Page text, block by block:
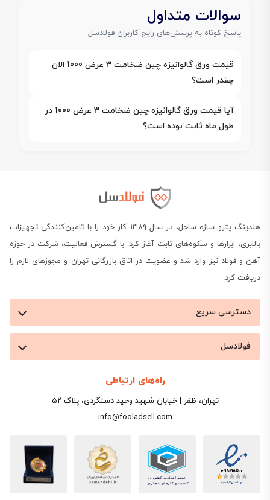
سوالات متداول
پاسخ کوتاه به پرسش‌های رایج کاربران فولادسل
قیمت ورق گالوانیزه چین ضخامت 3 عرض 1000 الان
چقدر است؟
آیا قیمت ورق گالوانیزه چین ضخامت 3 عرض 1000 در
طول ماه ثابت بوده است؟
هلدینگ پترو سازه ساحل، در سال ۱۳۸۹ کار خود را با تامین‌کنندگی تجهیزات
بالابری، ابزارها و سکوه‌های ثابت آغاز کرد. با گسترش فعالیت، شرکت در حوزه
آهن و فولاد نیز وارد شد و عضویت در اتاق بازرگانی تهران و مجوزهای لازم را
دریافت کرد.
دسترسی سریع
فولادسل
راه‌های ارتباطی
تهران، ظفر | خیابان شهید وحید دستگردی، پلاک ۵۲
info@fooladsell.com